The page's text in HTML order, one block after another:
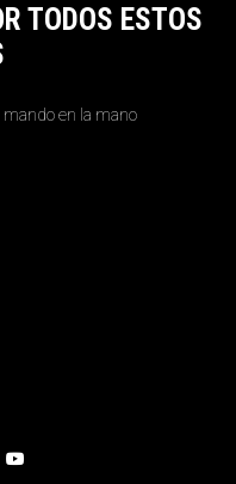
TODOS ESTOS
en la mano